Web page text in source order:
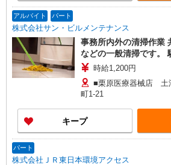
るお仕事となります。そ
スがございます。 初回カ
ご希望の条件をお聞きし
内いたします。
アルバイト パート
株式会社サン・ビルメンテナンス
事務所内外の清掃作業
などの一般清掃です。
ございます。
時給1,200円
■栗原医療器械店 土
町1-21
キープ
パート
株式会社ＪＲ東日本環境アクセス